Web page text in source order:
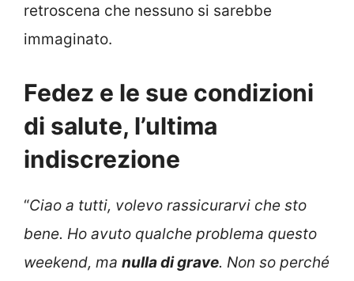
retroscena che nessuno si sarebbe
immaginato.
Fedez e le sue condizioni
di salute, l’ultima
indiscrezione
“Ciao a tutti, volevo rassicurarvi che sto
bene. Ho avuto qualche problema questo
weekend, ma nulla di grave. Non so perché